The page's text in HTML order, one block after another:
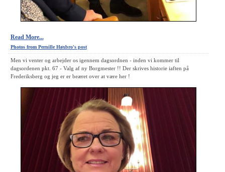
Read More...
Photos from Pernille Høxbro's post
Men vi venter og arbejder os igennem dagsordnen - inden vi kommer til
dagsordenen pkt. 67 - Valg af ny Borgmester !! Der skrives historie iaften på
Frederiksberg og jeg er er beæret over at være her !